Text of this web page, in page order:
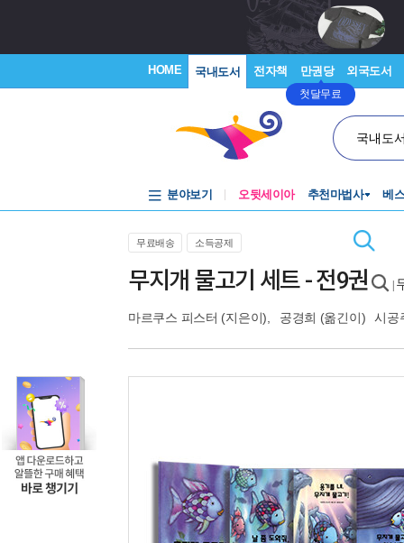
HOME 국내도서 전자책 만권당
첫달무료
외국도서
국내도
분야보기 오뒷세이아 추천마법사 베
무료배송 소득공제
무지개 물고기 세트 - 전9권
마르쿠스 피스터 (지은이), 공경희 (옮긴이) 시공